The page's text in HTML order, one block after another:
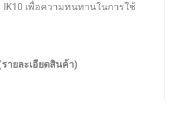
IK10 เพื่อความทนทานในการใช้
รายละเอียดสินค้า)